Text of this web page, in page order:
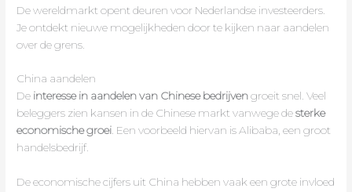
De wereldmarkt opent deuren voor Nederlandse investeerders.
Je ontdekt nieuwe mogelijkheden door te kijken naar aandelen
over de grens.
China aandelen
De interesse in aandelen van Chinese bedrijvengroeit snel. Veel
beleggers zien kansen in de Chinese markt vanwege desterke
economische groei. Een voorbeeld hiervan is Alibaba, een groot
handelsbedrijf.
De economische cijfers uit China hebben vaak een grote invloed